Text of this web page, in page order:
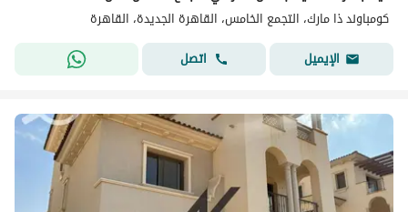
كومباوند ذا مارك، التجمع الخامس، القاهرة الجديدة، القاهرة
الإيميل
اتصل